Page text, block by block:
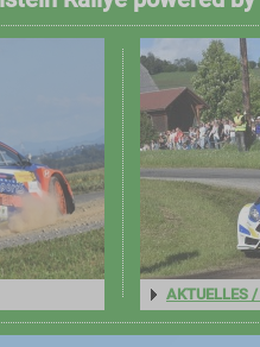
AKTUELLES /